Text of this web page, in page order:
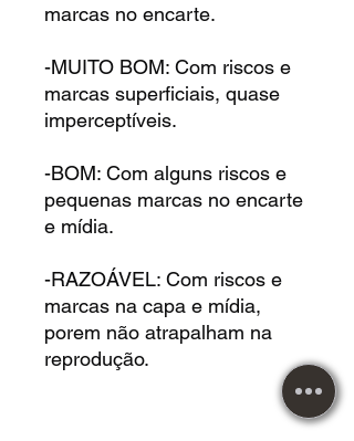
marcas no encarte.
-MUITO BOM: Com riscos e
marcas superficiais, quase
imperceptíveis.
-BOM: Com alguns riscos e
pequenas marcas no encarte
e mídia.
-RAZOÁVEL: Com riscos e
marcas na capa e mídia,
porem não atrapalham na
reprodução.